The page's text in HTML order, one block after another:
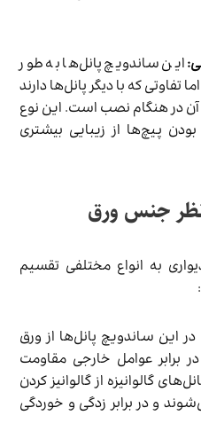
این ساندویچ پانل‌ها به طور
اما تفاوتی که با دیگر پانل‌ها دارند
در هنگام نصب است. این نوع
پیچ‌ها از زیبایی بیشتری
نظر جنس ورق
به انواع مختلفی تقسیم
در این ساندویچ پانل‌ها از ورق
برابر عوامل خارجی مقاومت
گالوانیزه از گالوانیز کردن
و در برابر زدگی و خوردگی